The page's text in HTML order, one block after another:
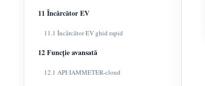
11 Încărcător EV
11.1 Încărcător EV ghid rapid
12 Funcție avansată
12.1 API:IAMMETER-cloud